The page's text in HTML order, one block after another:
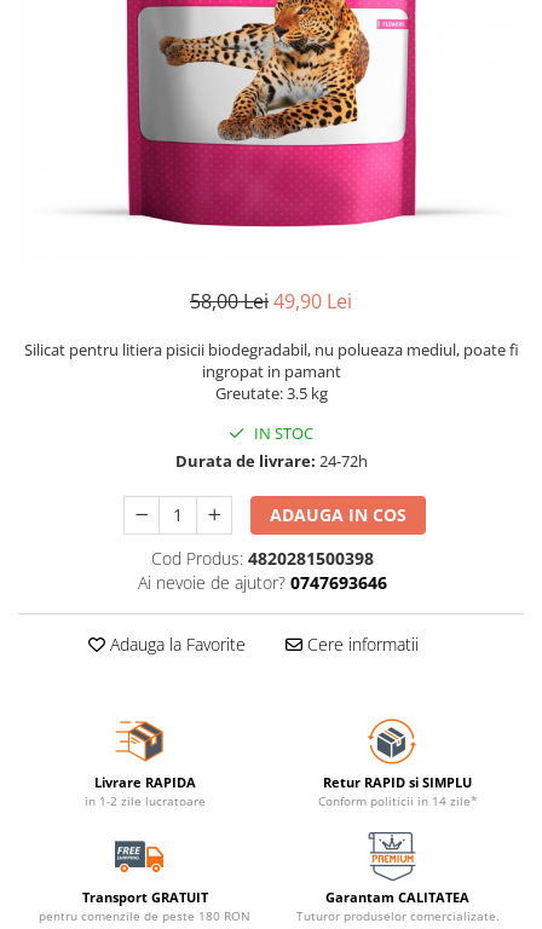
58,00 Lei49,90 Lei
Silicat pentru litiera pisicii biodegradabil, nu polueaza mediul, poate fi
ingropat in pamant
Greutate: 3.5 kg
IN STOC
Durata de livrare: 24-72h
ADAUGA IN COS
Cod Produs: 4820281500398
Ai nevoie de ajutor? 0747693646
Adauga la Favorite Cere informatii
Livrare RAPIDA
in 1-2 zile lucratoare
Retur RAPID si SIMPLU
Conform politicii in 14 zile*
Transport GRATUIT
pentru comenzile de peste 180 RON
Garantam CALITATEA
Tuturor produselor comercializate.